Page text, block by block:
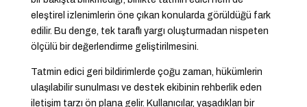
eleştirel izlenimlerin öne çıkan konularda görüldüğü fark
edilir. Bu denge, tek taraflı yargı oluşturmadan nispeten
ölçülü bir değerlendirme geliştirilmesini.
Tatmin edici geri bildirimlerde çoğu zaman, hükümlerin
ulaşılabilir sunulması ve destek ekibinin rehberlik eden
iletişim tarzı ön plana gelir. Kullanıcılar, yaşadıkları bir